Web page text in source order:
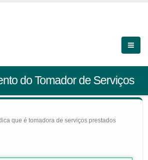
do Tomador de Serviços
que é tomadora de serviços prestados